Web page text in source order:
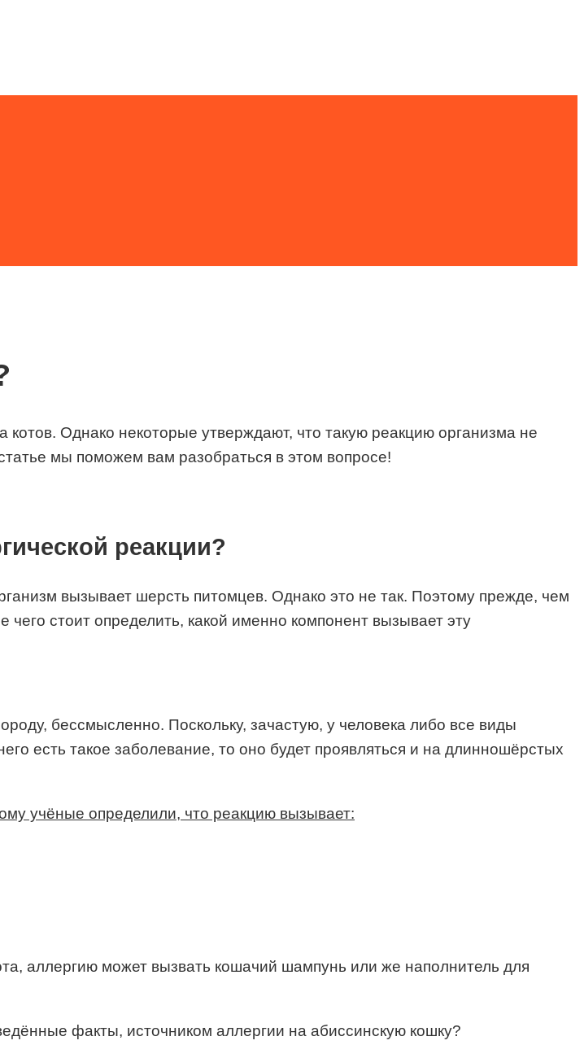
Однако некоторые утверждают, что такую реакцию организма не
мы поможем вам разобраться в этом вопросе!
реакции?
вызывает шерсть питомцев. Однако это не так. Поэтому прежде, чем
стоит определить, какой именно компонент вызывает эту
бессмысленно. Поскольку, зачастую, у человека либо все виды
есть такое заболевание, то оно будет проявляться и на длинношёрстых
учёные определили, что реакцию вызывает:
аллергию может вызвать кошачий шампунь или же наполнитель для
факты, источником аллергии на абиссинскую кошку?